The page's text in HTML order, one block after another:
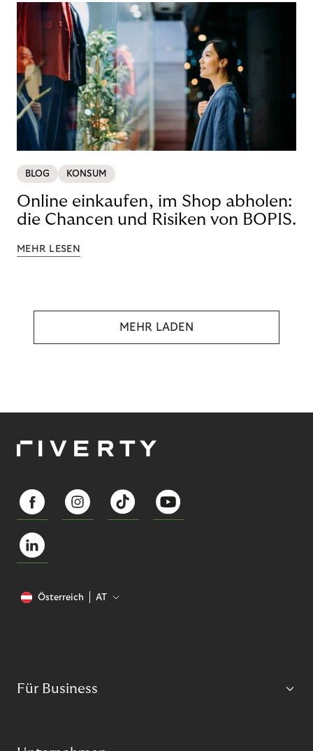
BLOG KONSUM
Online einkaufen, im Shop abholen:
die Chancen und Risiken von BOPIS.
MEHR LESEN
MEHR LADEN
Österreich AT
Für Business